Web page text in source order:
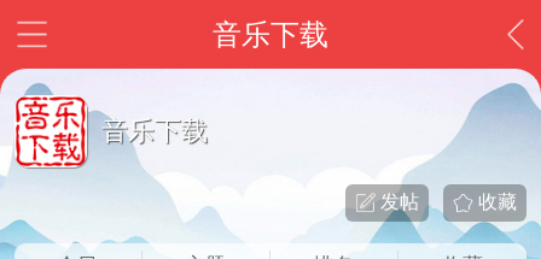
音乐下载
音乐下载
收藏
发帖